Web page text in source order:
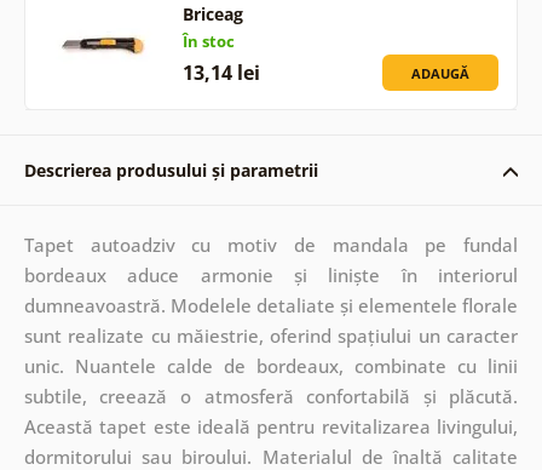
Briceag
În stoc
13,14 lei ADAUGĂ
Descrierea produsului și parametrii
Tapet autoadziv cu motiv de mandala pe fundal
bordeaux aduce armonie și liniște în interiorul
dumneavoastră. Modelele detaliate și elementele florale
sunt realizate cu măiestrie, oferind spațiului un caracter
unic. Nuantele calde de bordeaux, combinate cu linii
subtile, creează o atmosferă confortabilă și plăcută.
Această tapet este ideală pentru revitalizarea livingului,
dormitorului sau biroului. Materialul de înaltă calitate